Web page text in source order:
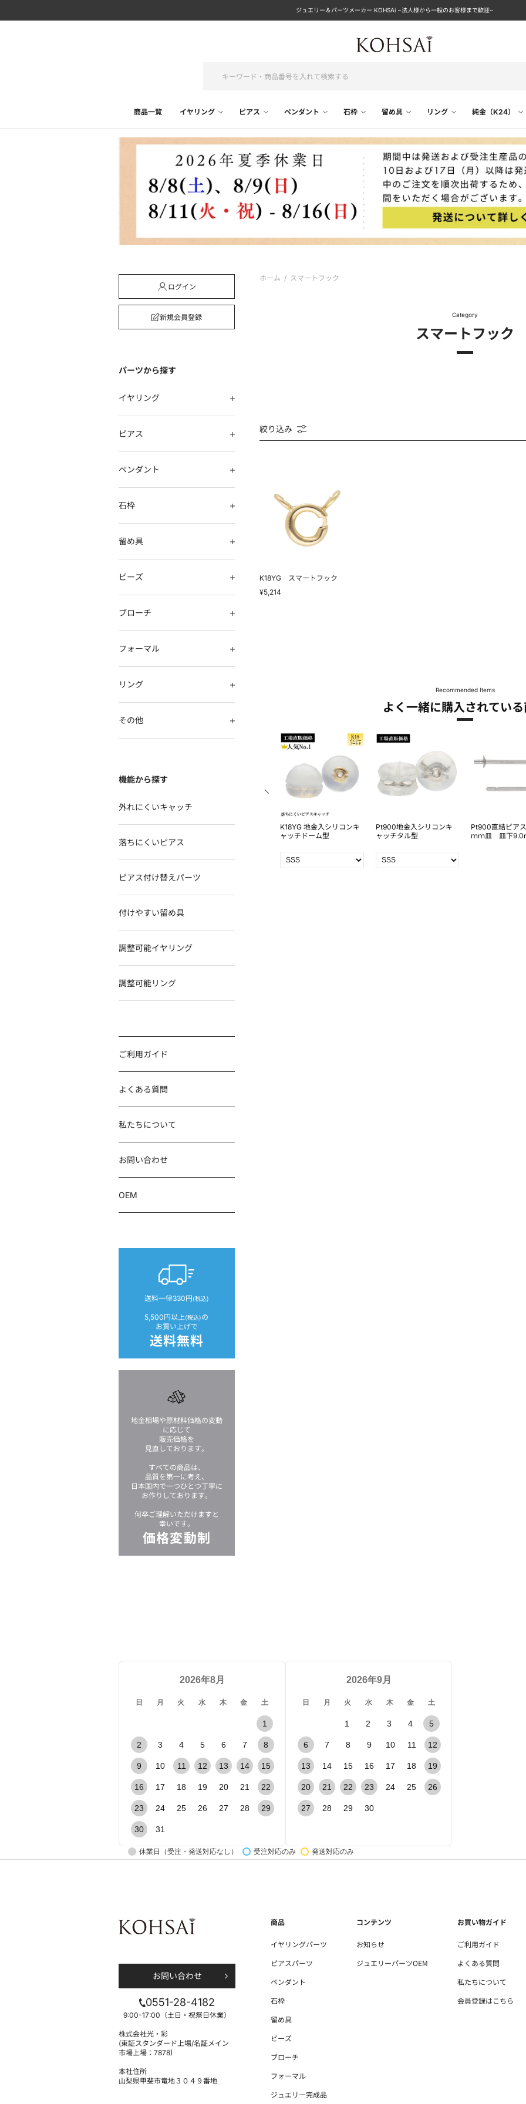
ジュエリー＆パーツメーカー KOHSAi ~法人様から一般のお客様まで歓迎~
商品一覧 イヤリング ピアス ペンダント 石枠 留め具 リング 純金（K24）
ログイン
新規会員登録
パーツから探す
イヤリング
ピアス
ペンダント
石枠
留め具
ビーズ
ブローチ
フォーマル
リング
その他
機能から探す
外れにくいキャッチ
落ちにくいピアス
ピアス付け替えパーツ
付けやすい留め具
調整可能イヤリング
調整可能リング
ご利用ガイド
よくある質問
私たちについて
お問い合わせ
OEM
送料一律330円(税込)
5,500円以上(税込)の
お買い上げで
送料無料
地金相場や原材料価格の変動
に応じて
販売価格を
見直しております。
すべての商品は、
品質を第一に考え、
日本国内で一つひとつ丁寧に
お作りしております。
何卒ご理解いただけますと
幸いです。
価格変動制
ホーム / スマートフック
Category
スマートフック
絞り込み
K18YG スマートフック
¥5,214
Recommended Items
よく一緒に購入されてい
K18YG 地金入シリコンキ
Pt900直結ピアス0.7
K18YG 地金入シリコンキ
ャッチドーム型
Pt900地金入シリコンキ
ャッチタル型
Pt900直結ピア
ｍｍ皿 皿下9.0
2026年8月
日 月 火 水 木 金 土
1
2 3 4 5 6 7 8
9 10 11 12 13 14 15
16 17 18 19 20 21 22
23 24 25 26 27 28 29
30 31
2026年9月
日 月 火 水 木 金 土
1 2 3 4 5
6 7 8 9 10 11 12
13 14 15 16 17 18 19
20 21 22 23 24 25 26
27 28 29 30
休業日（受注・発送対応なし） 受注対応のみ 発送対応のみ
お問い合わせ
0551-28-4182
9:00-17:00（土日・祝祭日休業）
株式会社光・彩
(東証スタンダード上場/名証メイン
市場上場：7878)
本社住所
山梨県甲斐市竜地３０４９番地
商品
イヤリングパーツ
ピアスパーツ
ペンダント
石枠
留め具
ビーズ
ブローチ
フォーマル
ジュエリー完成品
コンテンツ
お知らせ
ジュエリーパーツOEM
お買い物ガイド
ご利用ガイド
よくある質問
私たちについて
会員登録はこちら